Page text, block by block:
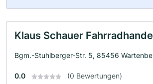
Klaus Schauer
Bgm.-Stuhlberger-Str. 5, 85456
0.0 (0 Bewertungen)